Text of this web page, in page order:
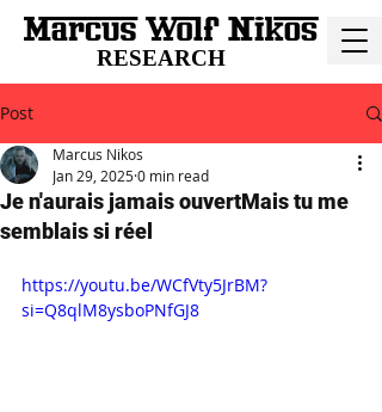
RESEARCH
Post
Je n'aurais jamais ouvertMais tu me
semblais si réel
Marcus Nikos
Jan 29, 20250 min read
https://youtu.be/WCfVty5JrBM?
si=Q8qlM8ysboPNfGJ8